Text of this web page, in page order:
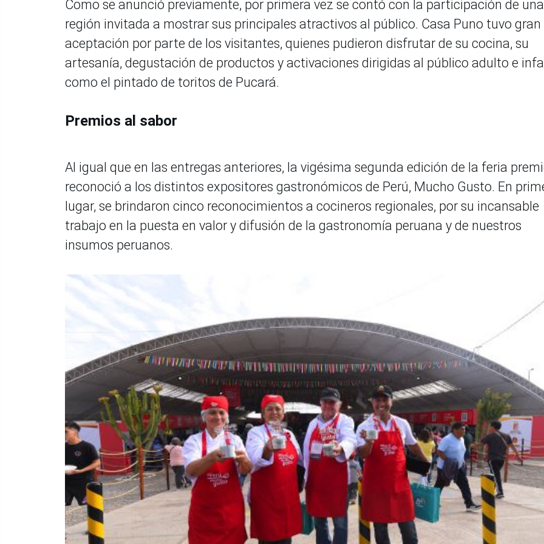
Como se anunció previamente, por primera vez se contó con la participación de una
región invitada a mostrar sus principales atractivos al público. Casa Puno tuvo gran
aceptación por parte de los visitantes, quienes pudieron disfrutar de su cocina, su
artesanía, degustación de productos y activaciones dirigidas al público adulto e
como el pintado de toritos de Pucará.
Premios al sabor
Al igual que en las entregas anteriores, la vigésima segunda edición de la feria
reconoció a los distintos expositores gastronómicos de Perú, Mucho Gusto. En
lugar, se brindaron cinco reconocimientos a cocineros regionales, por su incansable
trabajo en la puesta en valor y difusión de la gastronomía peruana y de nuestros
insumos peruanos.